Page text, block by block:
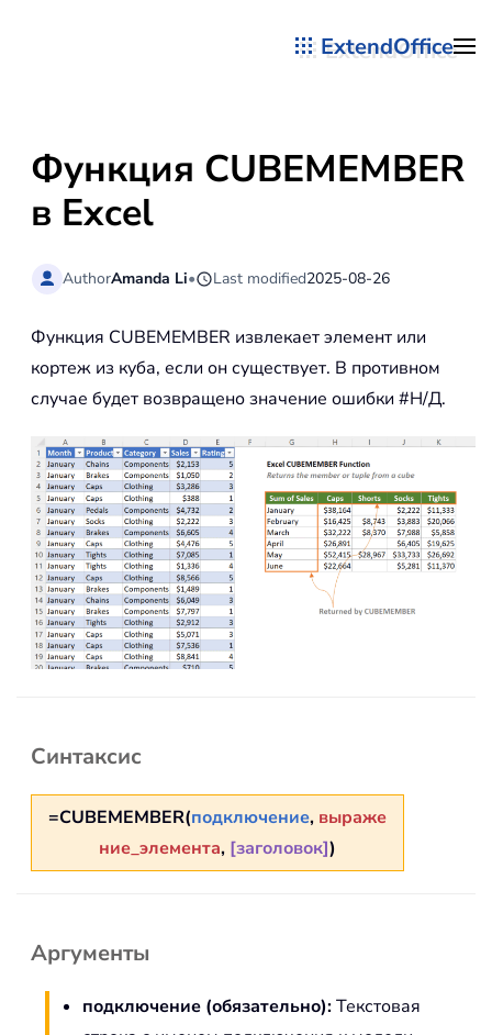
ExtendOffice
Функция CUBEMEMBER
в Excel
AuthorAmanda Li• Last modified2025-08-26
Функция CUBEMEMBER извлекает элемент или
кортеж из куба, если он существует. В противном
случае будет возвращено значение ошибки #Н/Д.
Синтаксис
=CUBEMEMBER(подключение, выраже
ние_элемента, [заголовок])
Аргументы
подключение (обязательно):Текстовая